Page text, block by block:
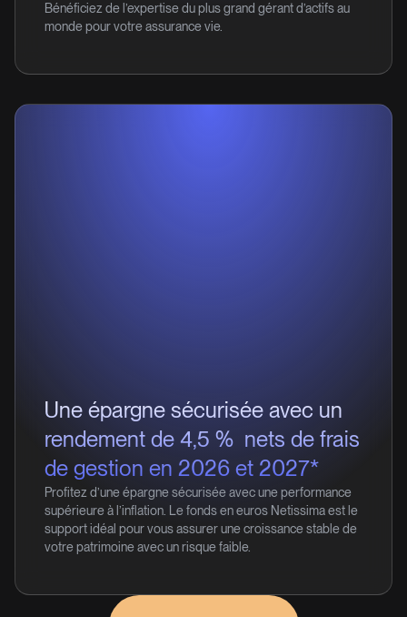
Bénéficiez de l’expertise du plus grand gérant d’actifs au
monde pour votre assurance vie.
Une épargne sécurisée avec un
rendement de 4,5 % nets de frais
de gestion en 2026 et 2027*
Profitez d’une épargne sécurisée avec une performance
supérieure à l’inflation. Le fonds en euros Netissima est le
support idéal pour vous assurer une croissance stable de
votre patrimoine avec un risque faible.